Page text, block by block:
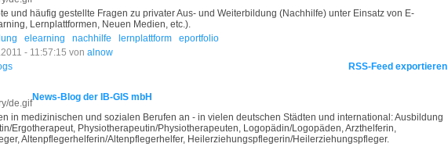
und häufig gestellte Fragen zu privater Aus- und Weiterbildung (Nachhilfe) unter Einsatz von E-
Lernplattformen, Neuen Medien, etc.).
elearning nachhilfe lernplattform
eportfolio
- 11:57:15 von alnow
RSS-Feed exportieren
News-Blog der IB-GIS mbH
in medizinischen und sozialen Berufen an - in vielen deutschen Städten und international: Ausbildung
Ergotherapeut, Physiotherapeutin/Physiotherapeuten, Logopädin/Logopäden, Arzthelferin,
Altenpflegerhelferin/Altenpflegerhelfer, Heilerziehungspflegerin/Heilerziehungspfleger.